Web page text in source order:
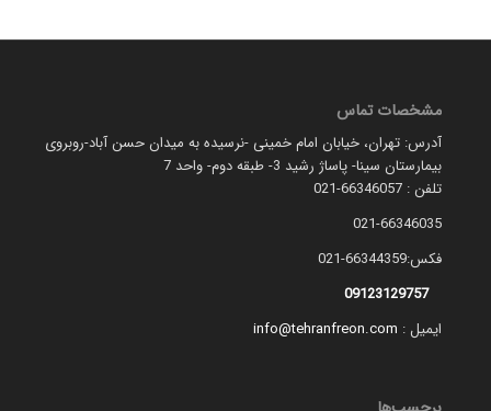
مشخصات تماس
آدرس: تهران، خیابان امام خمینی -نرسیده به میدان حسن آباد-روبروی
بیمارستان سینا- پاساژ رشید 3- طبقه دوم- واحد 7
تلفن : 66346057-021
021-66346035
فکس:66344359-021
09123129757
ایمیل : info@tehranfreon.com